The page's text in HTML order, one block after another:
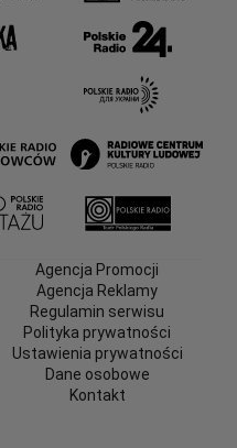
Agencja Promocji
Agencja Reklamy
Regulamin serwisu
Polityka prywatności
Ustawienia prywatności
Dane osobowe
Kontakt